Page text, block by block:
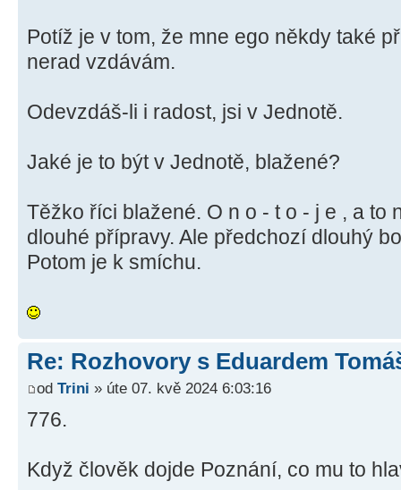
Potíž je v tom, že mne ego někdy také
nerad vzdávám.
Odevzdáš-li i radost, jsi v Jednotě.
Jaké je to být v Jednotě, blažené?
Těžko říci blažené. O n o - t o - j e , a to
dlouhé přípravy. Ale předchozí dlouhý
Potom je k smíchu.
Re: Rozhovory s Eduardem
od Trini » úte 07. kvě 2024 6:03:16
776.
Když člověk dojde Poznání, co mu to